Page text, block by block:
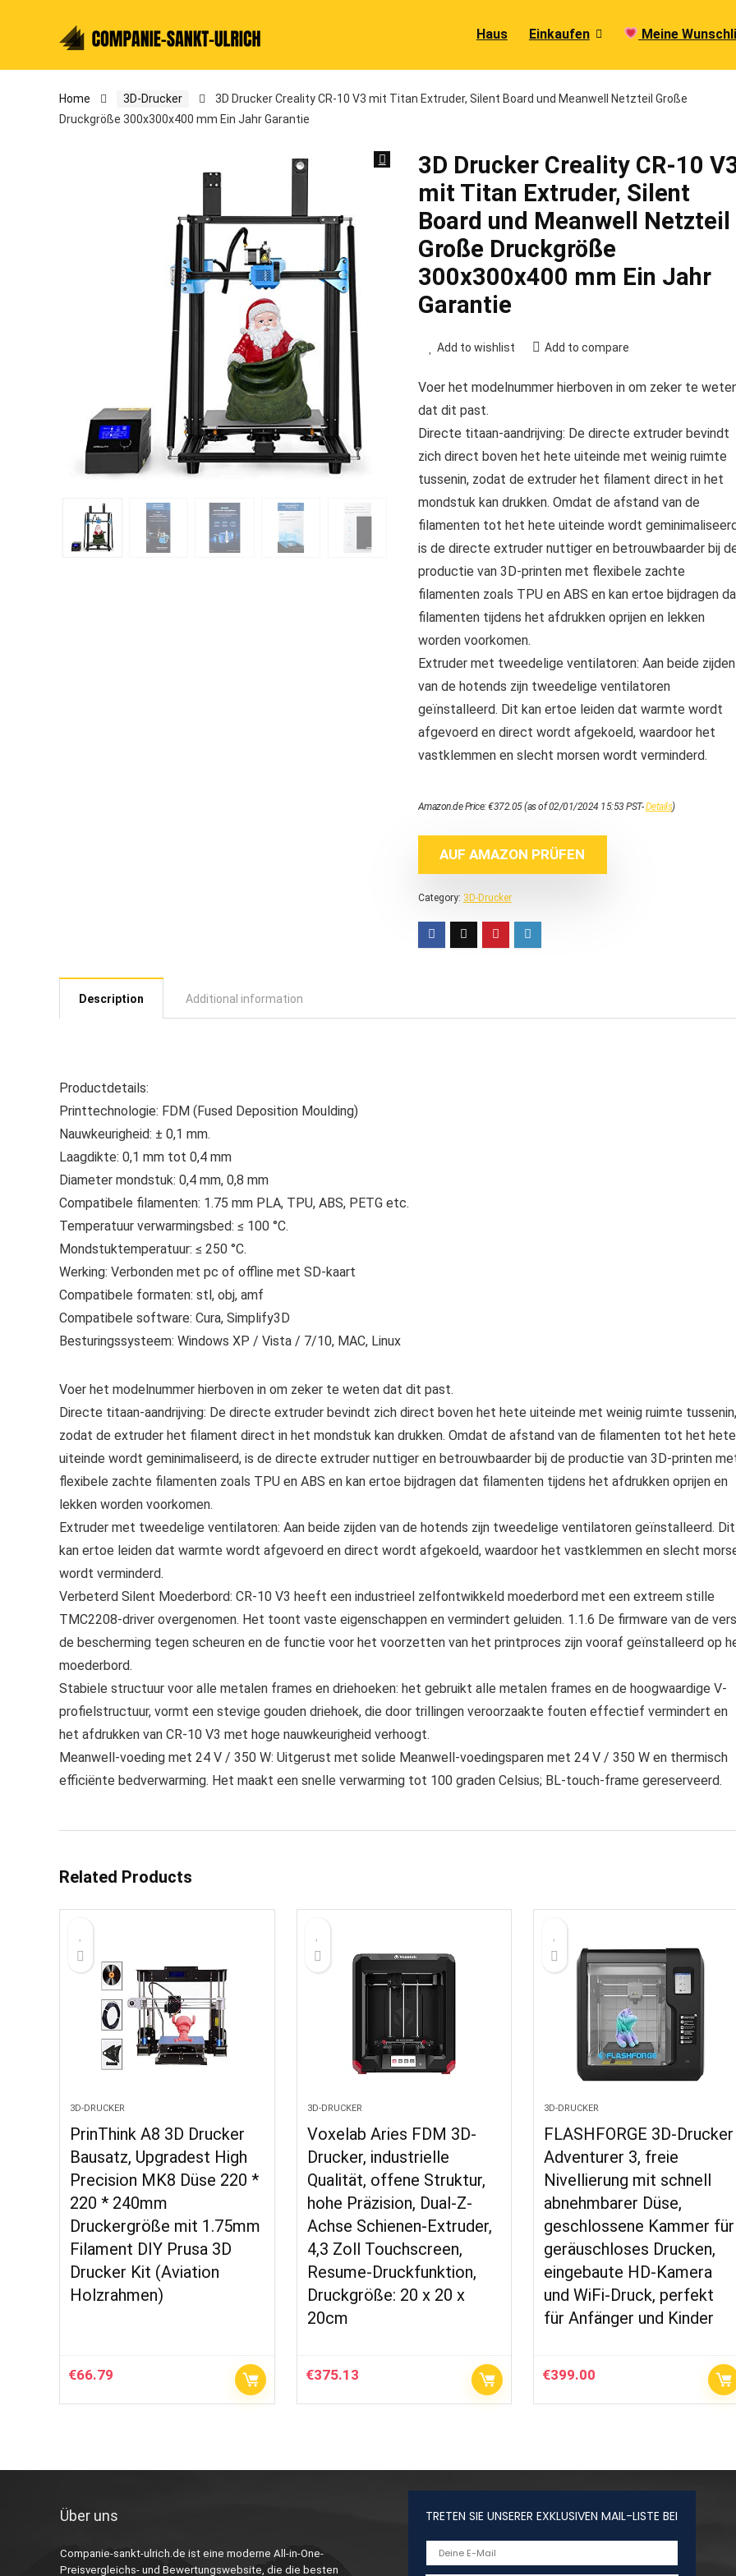
Haus Einkaufen Meine
Home 3D-Drucker
3D Drucker Creality CR-10 V3 mit Titan Extruder, Silent Board und Meanwell Netzteil Große
Druckgröße 300x300x400 mm Ein Jahr Garantie
3D Drucker Creality CR-10
mit Titan Extruder, Silent
Board und Meanwell Netzteil
Große Druckgröße
300x300x400 mm Ein Jahr
Garantie
Add to wishlist Add to compare
Voer het modelnummer hierboven in om zeker te
dat dit past.
Directe titaan-aandrijving: De directe extruder bevindt
zich direct boven het hete uiteinde met weinig ruimte
tussenin, zodat de extruder het filament direct in het
mondstuk kan drukken. Omdat de afstand van de
filamenten tot het hete uiteinde wordt
is de directe extruder nuttiger en betrouwbaarder bij
productie van 3D-printen met flexibele zachte
filamenten zoals TPU en ABS en kan ertoe bijdragen
filamenten tijdens het afdrukken oprijen en lekken
worden voorkomen.
Extruder met tweedelige ventilatoren: Aan beide zijden
van de hotends zijn tweedelige ventilatoren
geïnstalleerd. Dit kan ertoe leiden dat warmte wordt
afgevoerd en direct wordt afgekoeld, waardoor het
vastklemmen en slecht morsen wordt verminderd.
Amazon.de Price:€372.05(as of 02/01/2024 15:53 PST-Details)
AUF AMAZON PRÜFEN
Category: 3D-Drucker
Description Additional information
Productdetails:
Printtechnologie: FDM (Fused Deposition Moulding)
Nauwkeurigheid: ± 0,1 mm.
Laagdikte: 0,1 mm tot 0,4 mm
Diameter mondstuk: 0,4 mm, 0,8 mm
Compatibele filamenten: 1.75 mm PLA, TPU, ABS, PETG etc.
Temperatuur verwarmingsbed: ≤ 100 °C.
Mondstuktemperatuur: ≤ 250 °C.
Werking: Verbonden met pc of offline met SD-kaart
Compatibele formaten: stl, obj, amf
Compatibele software: Cura, Simplify3D
Besturingssysteem: Windows XP / Vista / 7/10, MAC, Linux
Voer het modelnummer hierboven in om zeker te weten dat dit past.
Directe titaan-aandrijving: De directe extruder bevindt zich direct boven het hete uiteinde met weinig ruimte tussenin,
zodat de extruder het filament direct in het mondstuk kan drukken. Omdat de afstand van de filamenten tot het hete
uiteinde wordt geminimaliseerd, is de directe extruder nuttiger en betrouwbaarder bij de productie van 3D-printen
flexibele zachte filamenten zoals TPU en ABS en kan ertoe bijdragen dat filamenten tijdens het afdrukken oprijen en
lekken worden voorkomen.
Extruder met tweedelige ventilatoren: Aan beide zijden van de hotends zijn tweedelige ventilatoren geïnstalleerd. Dit
kan ertoe leiden dat warmte wordt afgevoerd en direct wordt afgekoeld, waardoor het vastklemmen en slecht
wordt verminderd.
Verbeterd Silent Moederbord: CR-10 V3 heeft een industrieel zelfontwikkeld moederbord met een extreem stille
TMC2208-driver overgenomen. Het toont vaste eigenschappen en vermindert geluiden. 1.1.6 De firmware van de
de bescherming tegen scheuren en de functie voor het voorzetten van het printproces zijn vooraf geïnstalleerd op
moederbord.
Stabiele structuur voor alle metalen frames en driehoeken: het gebruikt alle metalen frames en de hoogwaardige V-
profielstructuur, vormt een stevige gouden driehoek, die door trillingen veroorzaakte fouten effectief vermindert en
het afdrukken van CR-10 V3 met hoge nauwkeurigheid verhoogt.
Meanwell-voeding met 24 V / 350 W: Uitgerust met solide Meanwell-voedingsparen met 24 V / 350 W en thermisch
efficiënte bedverwarming. Het maakt een snelle verwarming tot 100 graden Celsius; BL-touch-frame gereserveerd.
Related Products
3D-DRUCKER
PrinThink A8 3D Drucker
Bausatz, Upgradest High
Precision MK8 Düse 220 *
220 * 240mm
Druckergröße mit 1.75mm
Filament DIY Prusa 3D
Drucker Kit (Aviation
Holzrahmen)
€66.79
3D-DRUCKER
Voxelab Aries FDM 3D-
Drucker, industrielle
Qualität, offene Struktur,
hohe Präzision, Dual-Z-
Achse Schienen-Extruder,
4,3 Zoll Touchscreen,
Resume-Druckfunktion,
Druckgröße: 20 x 20 x
20cm
€375.13
3D-DRUCKER
FLASHFORGE 3D-Drucker
Adventurer 3, freie
Nivellierung mit schnell
abnehmbarer Düse,
geschlossene Kammer für
geräuschloses Drucken,
eingebaute HD-Kamera
und WiFi-Druck, perfekt
für Anfänger und Kinder
€399.00
Über uns
Companie-sankt-ulrich.de ist eine moderne All-in-One-
Preisvergleichs- und Bewertungswebsite, die die besten
TRETEN SIE UNSERER EXKLUSIVEN MAIL-LISTE BEI